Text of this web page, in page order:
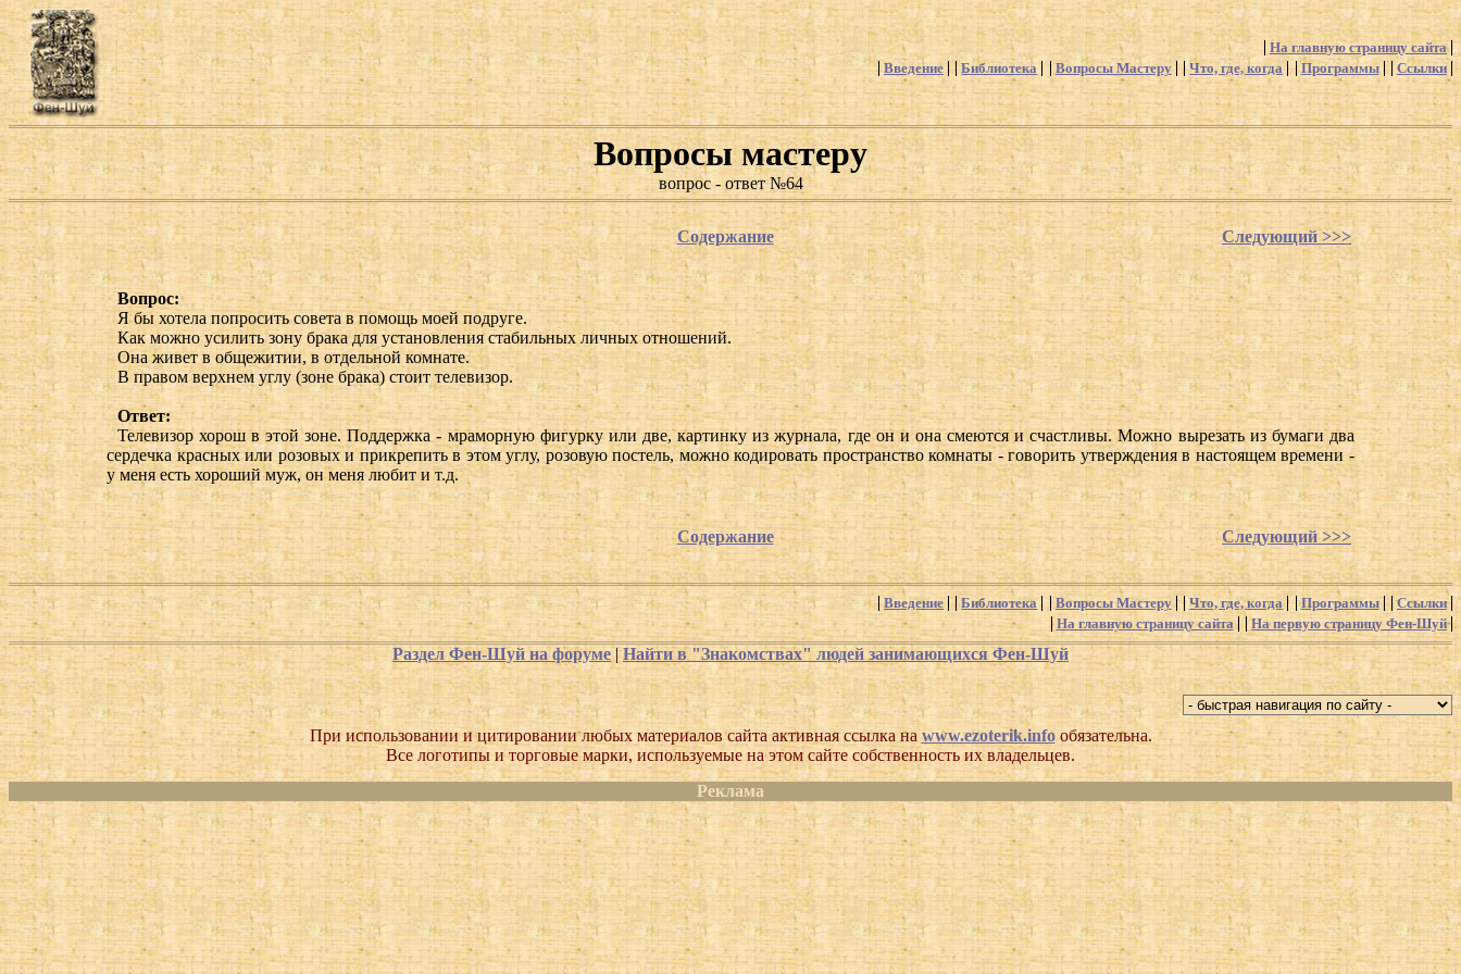
На главную страницу сайта
Введение
Библиотека Вопросы Мастеру Что, где, когда Программы Ссылки
Вопросы мастеру
вопрос - ответ №64
Содержание Следующий >>>
Вопрос:
Я бы хотела попросить совета в помощь моей подруге.
Как можно усилить зону брака для установления стабильных личных отношений.
Она живет в общежитии, в отдельной комнате.
В правом верхнем углу (зоне брака) стоит телевизор.
Ответ:
Телевизор хорош в этой зоне. Поддержка - мраморную фигурку или две, картинку из журнала, где он и она смеются и счастливы. Можно вырезать из бумаги два
сердечка красных или розовых и прикрепить в этом углу, розовую постель, можно кодировать пространство комнаты - говорить утверждения в настоящем времени -
у меня есть хороший муж, он меня любит и т.д.
Содержание Следующий >>>
Введение Библиотека Вопросы Мастеру Что, где, когда Программы
Ссылки
На главную страницу сайта
На первую страницу Фен-Шуй
Раздел Фен-Шуй на форуме |Найти в "Знакомствах" людей занимающихся Фен-Шуй
При использовании и цитировании любых материалов сайта активная ссылка на www.ezoterik.infoобязательна.
Все логотипы и торговые марки, используемые на этом сайте собственность их владельцев.
Реклама